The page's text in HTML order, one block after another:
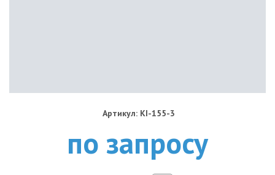
Артикул: KI-155-3
по запросу